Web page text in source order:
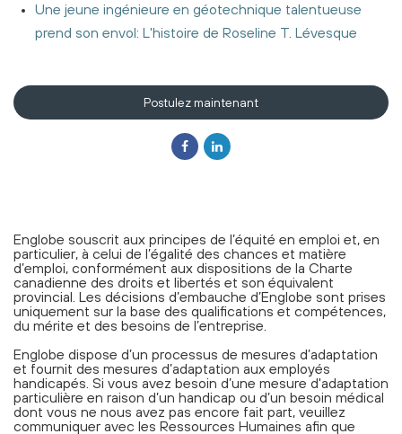
Une jeune ingénieure en géotechnique talentueuse
prend son envol: L'histoire de Roseline T. Lévesque
Postulez maintenant
Englobe souscrit aux principes de l’équité en emploi et, en
particulier, à celui de l’égalité des chances et matière
d’emploi, conformément aux dispositions de la Charte
canadienne des droits et libertés et son équivalent
provincial. Les décisions d’embauche d’Englobe sont prises
uniquement sur la base des qualifications et compétences,
du mérite et des besoins de l’entreprise.
Englobe dispose d’un processus de mesures d’adaptation
et fournit des mesures d’adaptation aux employés
handicapés. Si vous avez besoin d’une mesure d'adaptation
particulière en raison d’un handicap ou d’un besoin médical
dont vous ne nous avez pas encore fait part, veuillez
communiquer avec les Ressources Humaines afin que